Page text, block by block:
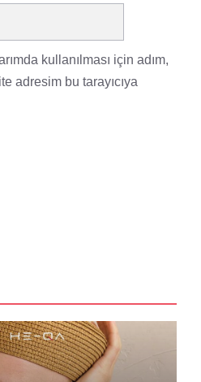
kullanılması için adım,
adresim bu tarayıcıya